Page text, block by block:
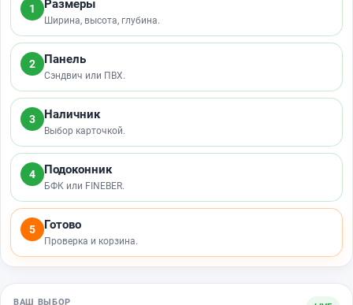
1 Размеры
Ширина, высота, глубина.
2 Панель
Сэндвич или ПВХ.
3 Наличник
Выбор карточкой.
4 Подоконник
БФК или FINEBER.
5 Готово
Проверка и корзина.
ВАШ ВЫБОР